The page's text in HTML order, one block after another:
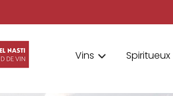
Vins Spiritueux